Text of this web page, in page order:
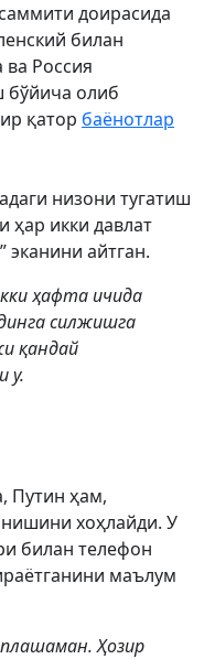
доирасида
билан
Россия
бўйича олиб
қатор баёнотлар
низони тугатиш
ҳар икки давлат
эканини айтган.
ҳафта ичида
силжишга
қандай
у.
Путин ҳам,
хоҳлайди. У
билан телефон
маълум
Ҳозир